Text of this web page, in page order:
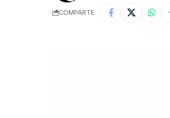
COMPARTE